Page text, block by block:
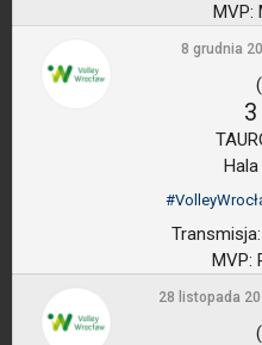
MVP:
8 grudnia
3
Transmisja:
MVP:
28 listopada